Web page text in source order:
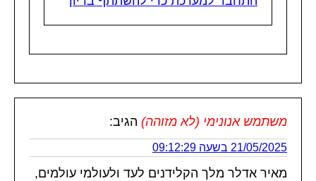
משתמש אנונימי (לא מזוהה) הגיב:
21/05/2025 בשעה 09:12:29
מאיר אדלר מלך הקלידנים לעד ולעולמי עולמים,